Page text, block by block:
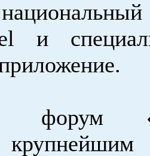
и
форум